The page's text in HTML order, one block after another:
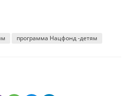
программа Нацфонд -детям
даркнета: тренды 2023 года и прогнозы
топ-20 самых высокооплачиваемых